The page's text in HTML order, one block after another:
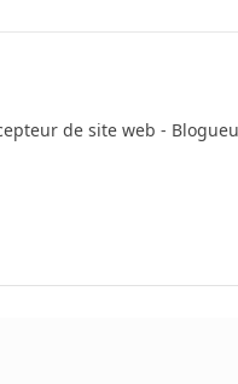
de site web -